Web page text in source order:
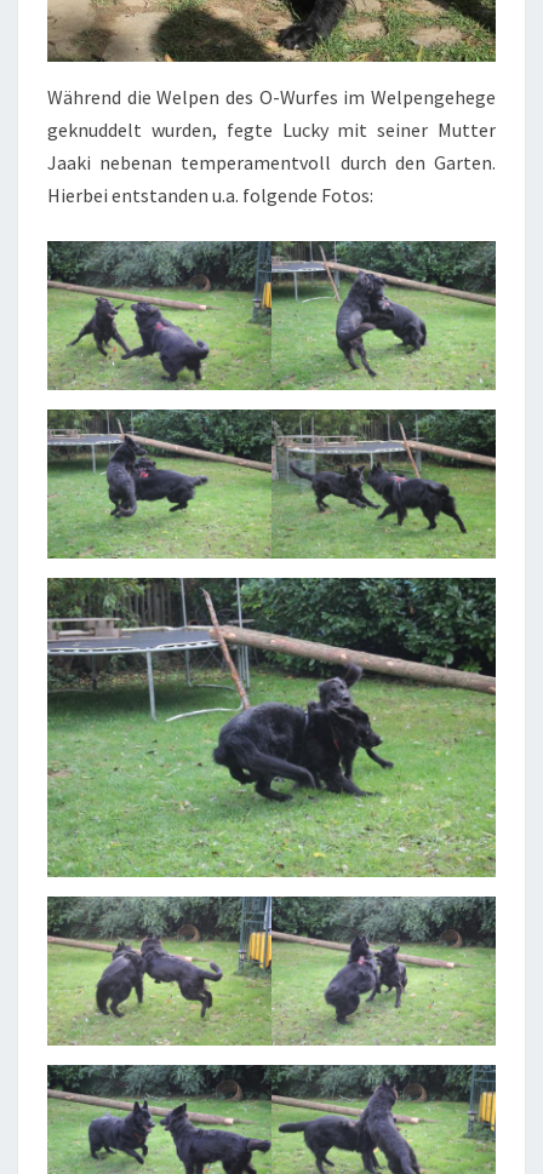
Während die Welpen des O-Wurfes im Welpengehege
geknuddelt wurden, fegte Lucky mit seiner Mutter
Jaaki nebenan temperamentvoll durch den Garten.
Hierbei entstanden u.a. folgende Fotos: